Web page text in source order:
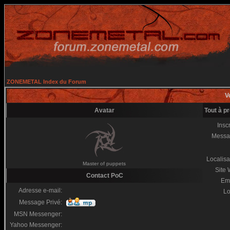
ZONEMETAL Index du Forum
Avatar Tout à
Master of puppets
Site
Contact PoC
Adresse e-mail:
Message Privé:
MSN Messenger:
Yahoo Messenger: